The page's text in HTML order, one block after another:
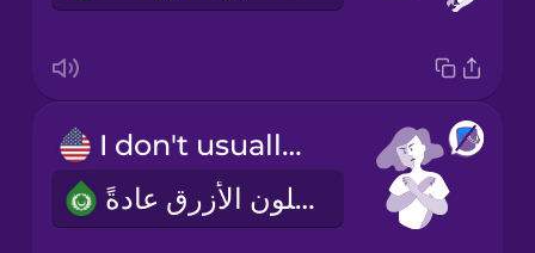
I don't usually wear blue.
لا أرتدي اللون الأزرق عادةً.